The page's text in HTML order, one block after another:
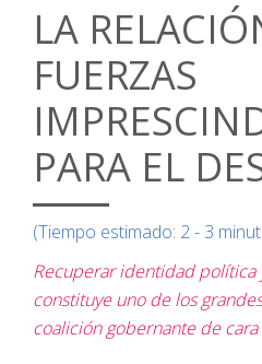
LA
FUERZAS
PARA EL
(Tiempo estimado: 2 - 3
Recuperar identidad política
constituye uno de los
coalición gobernante de